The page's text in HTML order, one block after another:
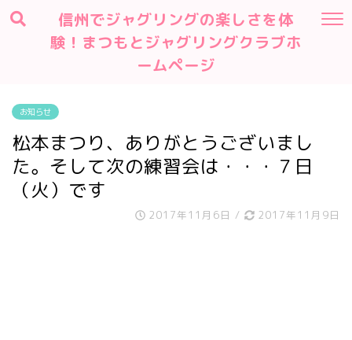
信州でジャグリングの楽しさを体
験！まつもとジャグリングクラブホ
ームページ
お知らせ
松本まつり、ありがとうございまし
た。そして次の練習会は・・・７日
（火）です
2017年11月6日 / 2017年11月9日